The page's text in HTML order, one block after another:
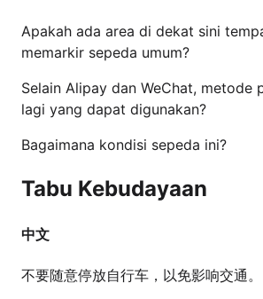
Apakah ada area di dekat sini
memarkir sepeda umum?
Selain Alipay dan WeChat, metode
lagi yang dapat digunakan?
Bagaimana kondisi sepeda ini?
Tabu Kebudayaan
中文
不要随意停放自行车，以免影响交通。